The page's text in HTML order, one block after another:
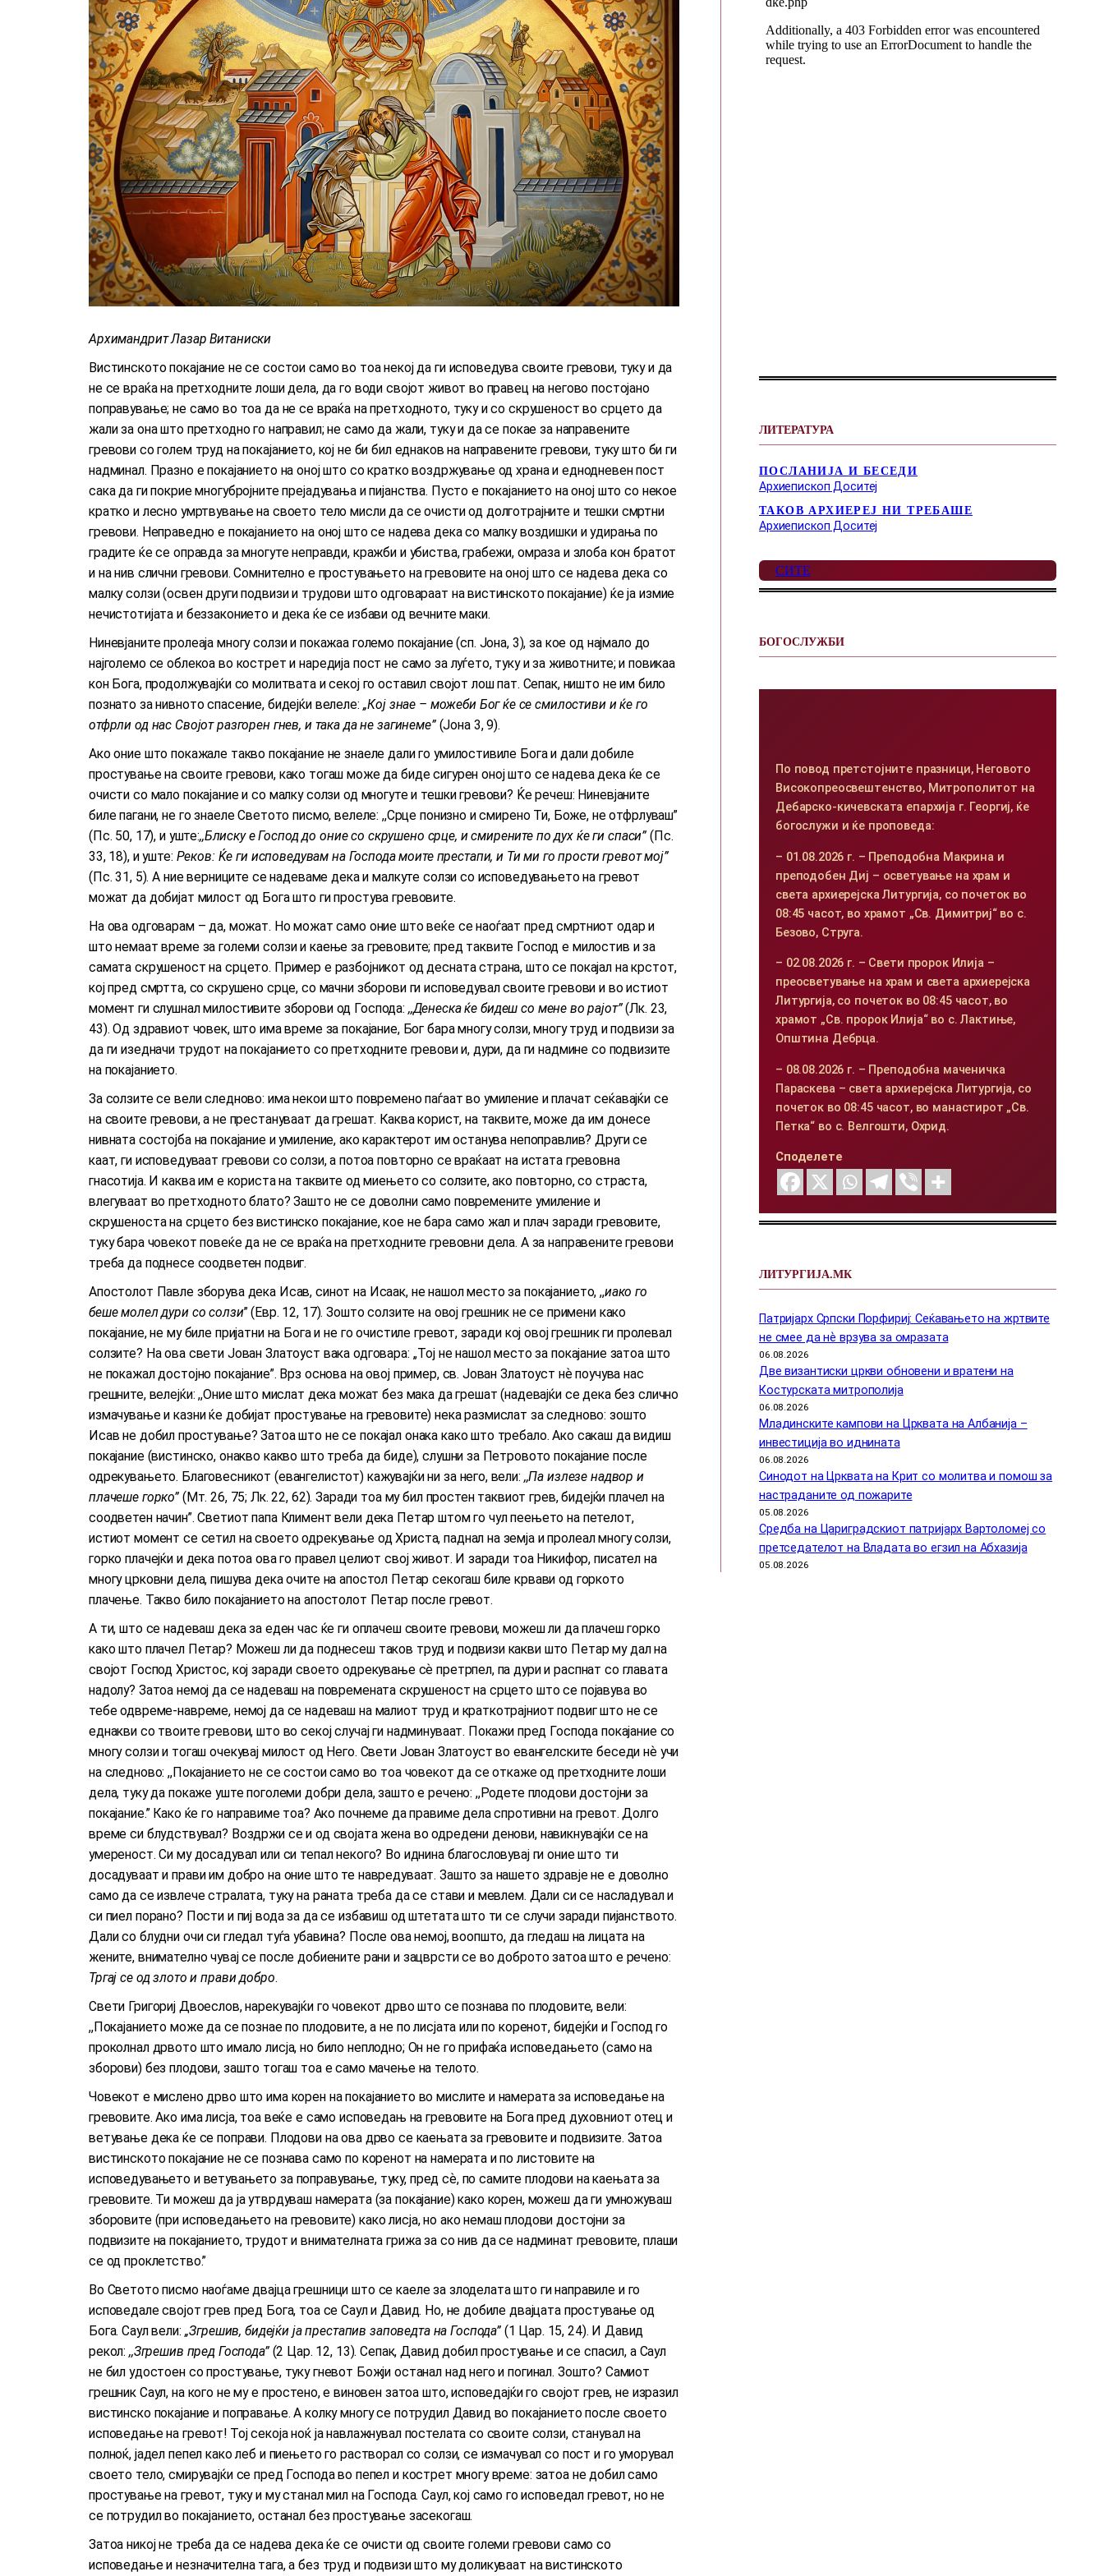
Архимандрит Лазар Витаниски
Вистинското покајание не се состои само во тоа некој да ги исповедува своите гревови, туку и да
не се враќа на претходните лоши дела, да го води својот живот во правец на негово постојано
поправување; не само во тоа да не се враќа на претходното, туку и со скрушеност во срцето да
жали за она што претходно го направил; не само да жали, туку и да се покае за направените
гревови со голем труд на покајанието, кој не би бил еднаков на направените гревови, туку што би ги
надминал. Празно е покајанието на оној што со кратко воздржување од храна и еднодневен пост
сака да ги покрие многубројните прејадувања и пијанства. Пусто е покајанието на оној што со некое
кратко и лесно умртвување на своето тело мисли да се очисти од долготрајните и тешки смртни
гревови. Неправедно е покајанието на оној што се надева дека со малку воздишки и удирања по
градите ќе се оправда за многуте неправди, кражби и убиства, грабежи, омраза и злоба кон братот
и на нив слични гревови. Сомнително е простувањето на гревовите на оној што се надева дека со
малку солзи (освен други подвизи и трудови што одговараат на вистинското покајание) ќе ја измие
нечистотијата и беззаконието и дека ќе се избави од вечните маки.
Ниневјаните пролеаја многу солзи и покажаа големо покајание (сп. Јона, 3), за кое од најмало до
најголемо се облекоа во кострет и наредија пост не само за луѓето, туку и за животните; и повикаа
кон Бога, продолжувајќи со молитвата и секој го оставил својот лош пат. Сепак, ништо не им било
познато за нивното спасение, бидејќи велеле: ,,Кој знае – можеби Бог ќе се смилостиви и ќе го
отфрли од нас Својот разгорен гнев, и така да не загинеме”(Јона 3, 9).
Ако оние што покажале такво покајание не знаеле дали го умилостивиле Бога и дали добиле
простување на своите гревови, како тогаш може да биде сигурен оној што се надева дека ќе се
очисти со мало покајание и со малку солзи од многуте и тешки гревови? Ќе речеш: Ниневјаните
биле пагани, не го знаеле Светото писмо, велеле: ,,Срце понизно и смирено Ти, Боже, не отфрлуваш”
(Пс. 50, 17), и уште:,,Блиску е Господ до оние со скрушено срце, и смирените по дух ќе ги спаси” (Пс.
33, 18), и уште: Реков: Ќе ги исповедувам на Господа моите престапи, и Ти ми го прости гревот мој”
(Пс. 31, 5). А ние верниците се надеваме дека и малкуте солзи со исповедувањето на гревот
можат да добијат милост од Бога што ги простува гревовите.
На ова одговарам – да, можат. Но можат само оние што веќе се наоѓаат пред смртниот одар и
што немаат време за големи солзи и каење за гревовите; пред таквите Господ е милостив и за
самата скрушеност на срцето. Пример е разбојникот од десната страна, што се покајал на крстот,
кој пред смртта, со скрушено срце, со мачни зборови ги исповедувал своите гревови и во истиот
момент ги слушнал милостивите зборови од Господа: ,,Денеска ќе бидеш со мене во рајот”(Лк. 23,
43). Од здравиот човек, што има време за покајание, Бог бара многу солзи, многу труд и подвизи за
да ги изедначи трудот на покајанието со претходните гревови и, дури, да ги надмине со подвизите
на покајанието.
За солзите се вели следново: има некои што повремено паѓаат во умиление и плачат сеќавајќи се
на своите гревови, а не престануваат да грешат. Каква корист, на таквите, може да им донесе
нивната состојба на покајание и умиление, ако карактерот им останува непоправлив? Други се
каат, ги исповедуваат гревови со солзи, а потоа повторно се враќаат на истата гревовна
гнасотија. И каква им е користа на таквите од миењето со солзите, ако повторно, со страста,
влегуваат во претходното блато? Зашто не се доволни само повремените умиление и
скрушеноста на срцето без вистинско покајание, кое не бара само жал и плач заради гревовите,
туку бара човекот повеќе да не се враќа на претходните гревовни дела. А за направените гревови
треба да поднесе соодветен подвиг.
Апостолот Павле зборува дека Исав, синот на Исаак, не нашол место за покајанието, ,,иако го
беше молел дури со солзи” (Евр. 12, 17). Зошто солзите на овој грешник не се примени како
покајание, не му биле пријатни на Бога и не го очистиле гревот, заради кој овој грешник ги пролевал
солзите? На ова свети Јован Златоуст вака одговара: ,,Тој не нашол место за покајание затоа што
не покажал достојно покајание”. Врз основа на овој пример, св. Јован Златоуст нѐ поучува нас
грешните, велејќи: ,,Оние што мислат дека можат без мака да грешат (надевајќи се дека без слично
измачување и казни ќе добијат простување на гревовите) нека размислат за следново: зошто
Исав не добил простување? Затоа што не се покајал онака како што требало. Ако сакаш да видиш
покајание (вистинско, онакво какво што треба да биде), слушни за Петровото покајание после
одрекувањето. Благовесникот (евангелистот) кажувајќи ни за него, вели: ,,Па излезе надвор и
плачеше горко”(Мт. 26, 75; Лк. 22, 62). Заради тоа му бил простен таквиот грев, бидејќи плачел на
соодветен начин”. Светиот папа Климент вели дека Петар штом го чул пеењето на петелот,
истиот момент се сетил на своето одрекување од Христа, паднал на земја и пролеал многу солзи,
горко плачејќи и дека потоа ова го правел целиот свој живот. И заради тоа Никифор, писател на
многу црковни дела, пишува дека очите на апостол Петар секогаш биле крвави од горкото
плачење. Такво било покајанието на апостолот Петар после гревот.
А ти, што се надеваш дека за еден час ќе ги оплачеш своите гревови, можеш ли да плачеш горко
како што плачел Петар? Можеш ли да поднесеш таков труд и подвизи какви што Петар му дал на
својот Господ Христос, кој заради своето одрекување сѐ претрпел, па дури и распнат со главата
надолу? Затоа немој да се надеваш на повремената скрушеност на срцето што се појавува во
тебе одвреме-навреме, немој да се надеваш на малиот труд и краткотрајниот подвиг што не се
еднакви со твоите гревови, што во секој случај ги надминуваат. Покажи пред Господа покајание со
многу солзи и тогаш очекувај милост од Него. Свети Јован Златоуст во евангелските беседи нѐ учи
на следново: ,,Покајанието не се состои само во тоа човекот да се откаже од претходните лоши
дела, туку да покаже уште поголеми добри дела, зашто е речено: ,,Родете плодови достојни за
покајание.” Како ќе го направиме тоа? Ако почнеме да правиме дела спротивни на гревот. Долго
време си блудствувал? Воздржи се и од својата жена во одредени денови, навикнувајќи се на
умереност. Си му досадувал или си тепал некого? Во иднина благословувај ги оние што ти
досадуваат и прави им добро на оние што те навредуваат. Зашто за нашето здравје не е доволно
само да се извлече стралата, туку на раната треба да се стави и мевлем. Дали си се насладувал и
си пиел порано? Пости и пиј вода за да се избавиш од штетата што ти се случи заради пијанството.
Дали со блудни очи си гледал туѓа убавина? После ова немој, воопшто, да гледаш на лицата на
жените, внимателно чувај се после добиените рани и зацврсти се во доброто затоа што е речено:
Тргај се од злото и прави добро.
Свети Григориј Двоеслов, нарекувајќи го човекот дрво што се познава по плодовите, вели:
,,Покајанието може да се познае по плодовите, а не по лисјата или по коренот, бидејќи и Господ го
проколнал дрвото што имало лисја, но било неплодно; Он не го прифаќа исповедањето (само на
зборови) без плодови, зашто тогаш тоа е само мачење на телото.
Човекот е мислено дрво што има корен на покајанието во мислите и намерата за исповедање на
гревовите. Ако има лисја, тоа веќе е само исповедањ на гревовите на Бога пред духовниот отец и
ветување дека ќе се поправи. Плодови на ова дрво се каењата за гревовите и подвизите. Затоа
вистинското покајание не се познава само по коренот на намерата и по листовите на
исповедувањето и ветувањето за поправување, туку, пред сѐ, по самите плодови на каењата за
гревовите. Ти можеш да ја утврдуваш намерата (за покајание) како корен, можеш да ги умножуваш
зборовите (при исповедањето на гревовите) како лисја, но ако немаш плодови достојни за
подвизите на покајанието, трудот и внимателната грижа за со нив да се надминат гревовите, плаши
се од проклетство.”
Во Светото писмо наоѓаме двајца грешници што се каеле за злоделата што ги направиле и го
исповедале својот грев пред Бога, тоа се Саул и Давид. Но, не добиле двајцата простување од
Бога. Саул вели: ,,Згрешив, бидејќи ја престапив заповедта на Господа”(1 Цар. 15, 24). И Давид
рекол: ,,Згрешив пред Господа” (2 Цар. 12, 13). Сепак, Давид добил простување и се спасил, а Саул
не бил удостоен со простување, туку гневот Божји останал над него и погинал. Зошто? Самиот
грешник Саул, на кого не му е простено, е виновен затоа што, исповедајќи го својот грев, не изразил
вистинско покајание и поправање. А колку многу се потрудил Давид во покајанието после своето
исповедање на гревот! Тој секоја ноќ ја навлажнувал постелата со своите солзи, станувал на
полноќ, јадел пепел како леб и пиењето го растворал со солзи, се измачувал со пост и го уморувал
своето тело, смирувајќи се пред Господа во пепел и кострет многу време: затоа не добил само
простување на гревот, туку и му станал мил на Господа. Саул, кој само го исповедал гревот, но не
се потрудил во покајанието, останал без простување засекогаш.
Затоа никој не треба да се надева дека ќе се очисти од своите големи гревови само со
исповедање и незначителна тага, а без труд и подвизи што му доликуваат на вистинското
ЛИТЕРАТУРА
ПОСЛАНИЈА И БЕСЕДИ
Архиепископ Доситеј
ТАКОВ АРХИЕРЕЈ НИ ТРЕБАШЕ
Архиепископ Доситеј
СИТЕ
БОГОСЛУЖБИ
По повод претстојните празници, Неговото
Високопреосвештенство, Митрополитот на
Дебарско-кичевската епархија г. Георгиј, ќе
богослужи и ќе проповеда:
– 01.08.2026 г. – Преподобна Макрина и
преподобен Диј – осветување на храм и
света архиерејска Литургија, со почеток во
08:45 часот, во храмот „Св. Димитриј“ во с.
Безово, Струга.
– 02.08.2026 г. – Свети пророк Илија –
преосветување на храм и света архиерејска
Литургија, со почеток во 08:45 часот, во
храмот „Св. пророк Илија“ во с. Лактиње,
Општина Дебрца.
– 08.08.2026 г. – Преподобна маченичка
Параскева – света архиерејска Литургија, со
почеток во 08:45 часот, во манастирот „Св.
Петка“ во с. Велгошти, Охрид.
Споделете
ЛИТУРГИЈА.МК
Патријарх Српски Порфириј: Сеќавањето на жртвите
не смее да нѐ врзува за омразата
06.08.2026
Две византиски цркви обновени и вратени на
Костурската митрополија
06.08.2026
Младинските кампови на Црквата на Албанија –
инвестиција во иднината
06.08.2026
Синодот на Црквата на Крит со молитва и помош за
настраданите од пожарите
05.08.2026
Средба на Цариградскиот патријарх Вартоломеј со
претседателот на Владата во егзил на Абхазија
05.08.2026